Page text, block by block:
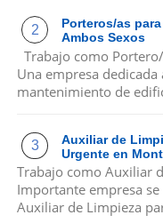
Porteros/as
Ambos Sexos
Trabajo como
Una empresa
mantenimiento de
Auxiliar de
Urgente en
Trabajo como Auxiliar
Importante empresa
Auxiliar de Limpieza